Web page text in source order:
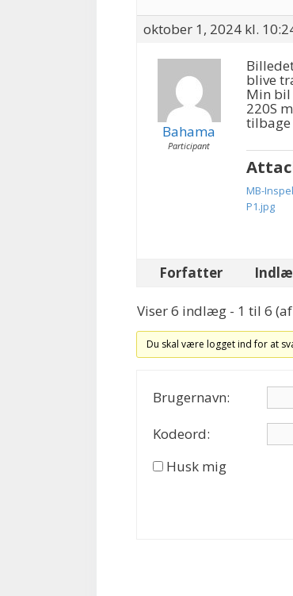
oktober 1, 2024 kl.
Bahama
Participant
blive
Min bil
220S
tilbage
MB-
P1.jpg
Forfatter
Viser 6 indlæg - 1 til 6
Du skal være logget ind for at
Brugernavn:
Kodeord:
Husk mig